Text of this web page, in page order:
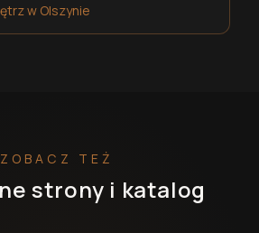
w Olszynie
ZOBACZ TEŻ
strony i katalog